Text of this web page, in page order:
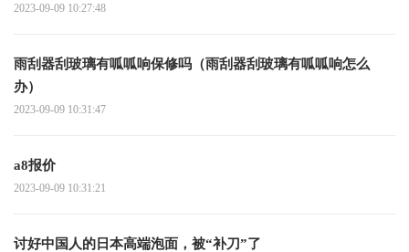
2023-09-09 10:27:48
雨刮器刮玻璃有呱呱响保修吗（雨刮器刮玻璃有呱呱响怎么
办）
2023-09-09 10:31:47
a8报价
2023-09-09 10:31:21
讨好中国人的日本高端泡面，被“补刀”了